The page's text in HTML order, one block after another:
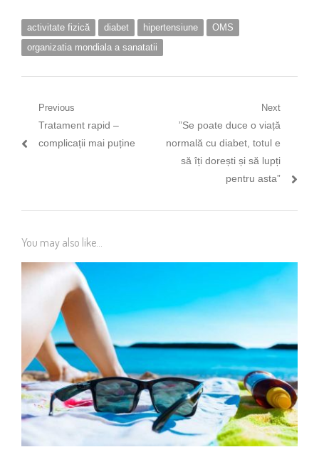
activitate fizică diabet hipertensiune
OMS
organizatia mondiala a sanatatii
Navigare
în
Previous
Previous
post:
Tratament rapid –
complicații mai puține
Next
Next
post:
”Se poate duce o viață
normală cu diabet, totul e
să îți dorești și să lupți
pentru asta”
You may also like...